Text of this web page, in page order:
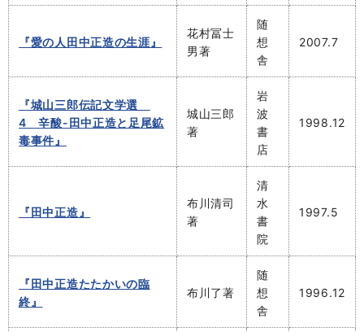
『愛の人田中正造の生涯』
花村冨士
男著
随
想
舎
2007.7
『城山三郎伝記文学選
4 辛酸-田中正造と足尾鉱
毒事件』
城山三郎
著
岩
波
書
店
1998.12
『田中正造』
布川清司
著
清
水
書
院
1997.5
『田中正造たたかいの臨
終』
布川了著
随
想
舎
1996.12